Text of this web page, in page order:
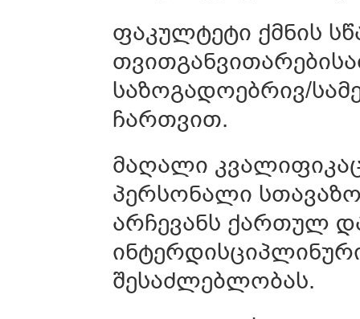
ფაკულტეტი ქმნის
საზოგადოებრივ/
ჩართვით.
მაღალი
პერსონალი
არჩევანს ქართულ
შესაძლებლობას.